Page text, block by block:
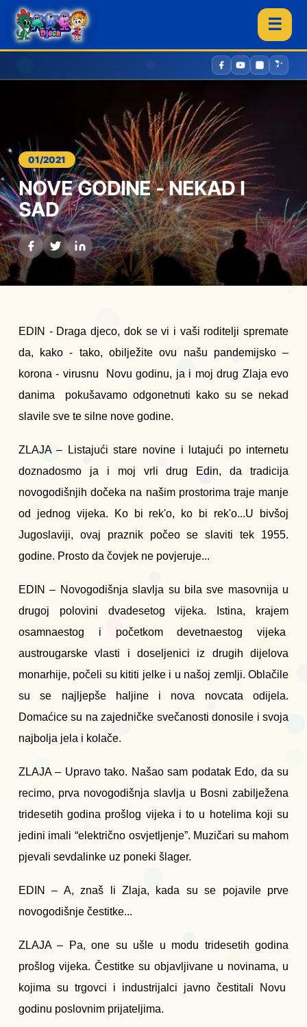
☰
01/2021
NOVE GODINE - NEKAD I
SAD
EDIN - Draga djeco, dok se vi i vaši roditelji spremate
da, kako - tako, obilježite ovu našu pandemijsko –
korona - virusnu Novu godinu, ja i moj drug Zlaja evo
danima pokušavamo odgonetnuti kako su se nekad
slavile sve te silne nove godine.
ZLAJA – Listajući stare novine i lutajući po internetu
doznadosmo ja i moj vrli drug Edin, da tradicija
novogodišnjih dočeka na našim prostorima traje manje
od jednog vijeka. Ko bi rek'o, ko bi rek'o...U bivšoj
Jugoslaviji, ovaj praznik počeo se slaviti tek 1955.
godine. Prosto da čovjek ne povjeruje...
EDIN – Novogodišnja slavlja su bila sve masovnija u
drugoj polovini dvadesetog vijeka. Istina, krajem
osamnaestog i početkom devetnaestog vijeka
austrougarske vlasti i doseljenici iz drugih dijelova
monarhije, počeli su kititi jelke i u našoj zemlji. Oblačile
su se najljepše haljine i nova novcata odijela.
Domaćice su na zajedničke svečanosti donosile i svoja
najbolja jela i kolače.
ZLAJA – Upravo tako. Našao sam podatak Edo, da su
recimo, prva novogodišnja slavlja u Bosni zabilježena
tridesetih godina prošlog vijeka i to u hotelima koji su
jedini imali “električno osvjetljenje”. Muzičari su mahom
pjevali sevdalinke uz poneki šlager.
EDIN – A, znaš li Zlaja, kada su se pojavile prve
novogodišnje čestitke...
ZLAJA – Pa, one su ušle u modu tridesetih godina
prošlog vijeka. Čestitke su objavljivane u novinama, u
kojima su trgovci i industrijalci javno čestitali Novu
godinu poslovnim prijateljima.